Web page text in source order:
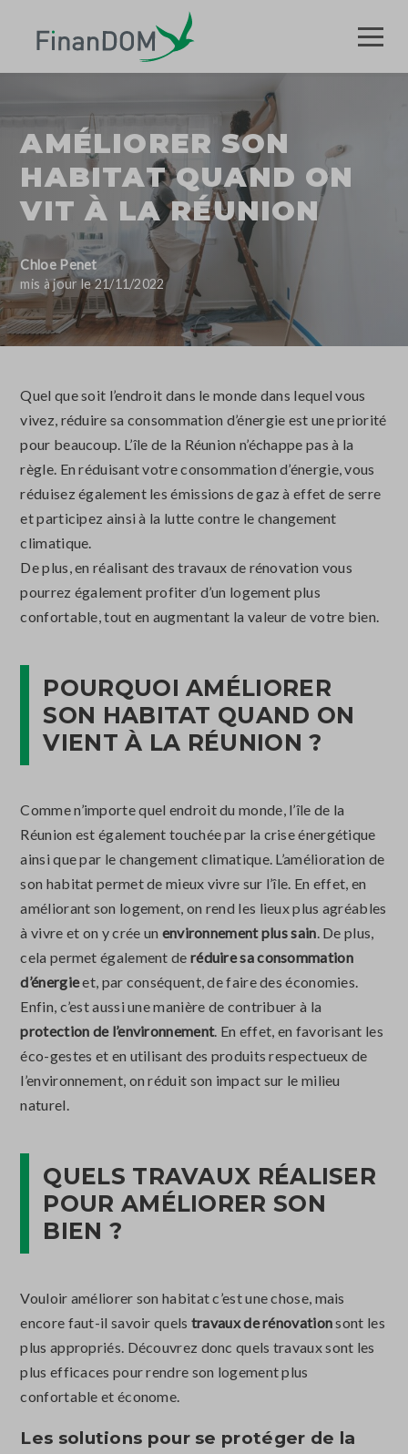
AMÉLIORER SON
HABITAT QUAND ON
VIT À LA RÉUNION
Chloe Penet
mis à jour le 21/11/2022
Quel que soit l’endroit dans le monde dans lequel vous
vivez, réduire sa consommation d’énergie est une priorité
pour beaucoup. L’île de la Réunion n’échappe pas à la
règle. En réduisant votre consommation d’énergie, vous
réduisez également les émissions de gaz à effet de serre
et participez ainsi à la lutte contre le changement
climatique.
De plus, en réalisant des travaux de rénovation vous
pourrez également profiter d’un logement plus
confortable, tout en augmentant la valeur de votre bien.
POURQUOI AMÉLIORER
SON HABITAT QUAND ON
VIENT À LA RÉUNION ?
Comme n’importe quel endroit du monde, l’île de la
Réunion est également touchée par la crise énergétique
ainsi que par le changement climatique. L’amélioration de
son habitat permet de mieux vivre sur l’île. En effet, en
améliorant son logement, on rend les lieux plus agréables
à vivre et on y crée un environnement plus sain. De plus,
cela permet également de réduire sa consommation
d’énergieet, par conséquent, de faire des économies.
Enfin, c’est aussi une manière de contribuer à la
protection de l’environnement. En effet, en favorisant les
éco-gestes et en utilisant des produits respectueux de
l’environnement, on réduit son impact sur le milieu
naturel.
QUELS TRAVAUX RÉALISER
POUR AMÉLIORER SON
BIEN ?
Vouloir améliorer son habitat c’est une chose, mais
encore faut-il savoir quels travaux de rénovationsont les
plus appropriés. Découvrez donc quels travaux sont les
plus efficaces pour rendre son logement plus
confortable et économe.
Les solutions pour se protéger de la